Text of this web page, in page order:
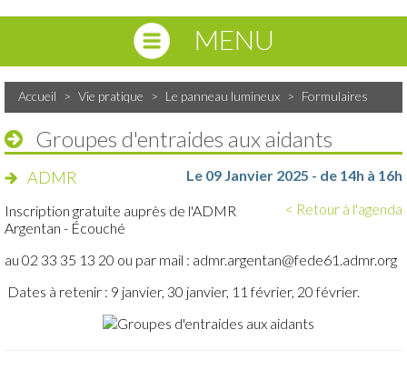
MENU
Accueil > Vie pratique > Le panneau lumineux > Formulaires
Groupes d'entraides aux aidants
ADMR
Le 09 Janvier 2025 - de 14h à 16h
< Retour à l'agenda
Inscription gratuite auprès de l'ADMR
Argentan - Écouché
au 02 33 35 13 20 ou par mail : admr.argentan@fede61.admr.org
Dates à retenir : 9 janvier, 30 janvier, 11 février, 20 février.